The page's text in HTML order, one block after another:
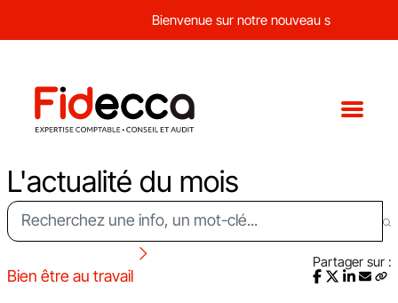
Bienvenue sur notre nouveau site web !
L'actualité du mois
Bien être au travail
Partager sur :